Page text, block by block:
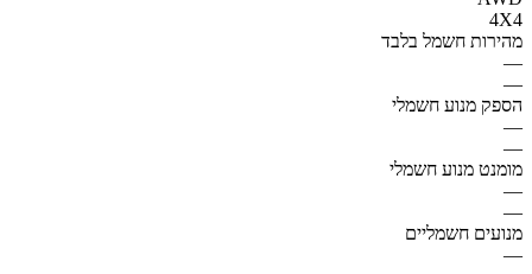
4X4
מהירות חשמל בלבד
—
—
הספק מנוע חשמלי
—
—
מומנט מנוע חשמלי
—
—
מנועים חשמליים
—